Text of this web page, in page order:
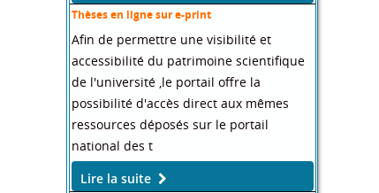
Thèses en ligne sur e-print
Afin de permettre une visibilité et
accessibilité du patrimoine scientifique
de l'université ,le portail offre la
possibilité d'accès direct aux mêmes
ressources déposés sur le portail
national des t
Lire la suite